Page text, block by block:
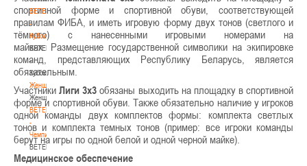
BETERA
-
Кубок
BETERA
-
Кубок
Женщины
Женщины
BETERA
-
Чемпионат
BETERA
-
спортивной форме и спортивной обуви, соответствующей
правилам ФИБА, и иметь игровую форму двух тонов (светлого и
тёмного) с нанесенными игровыми номерами на
майках. Размещение государственной символики на экипировке
команд, представляющих Республику Беларусь, является
обязательным.
Участники Лиги 3х3 обязаны выходить на площадку в спортивной
форме и спортивной обуви. Также обязательно наличие у игроков
одной команды двух комплектов формы: комплекта светлых
тонов и комплекта темных тонов (пример: все игроки команды
берут на игры по одной белой и одной черной майке).
Медицинское обеспечение